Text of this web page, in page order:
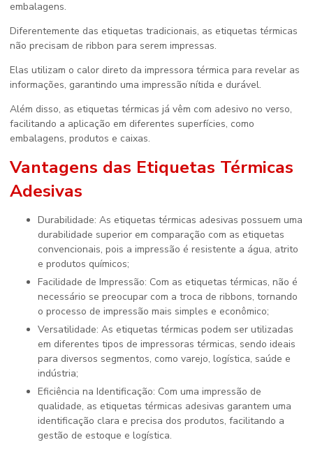
embalagens.
Diferentemente das etiquetas tradicionais, as etiquetas térmicas
não precisam de ribbon para serem impressas.
Elas utilizam o calor direto da impressora térmica para revelar as
informações, garantindo uma impressão nítida e durável.
Além disso, as etiquetas térmicas já vêm com adesivo no verso,
facilitando a aplicação em diferentes superfícies, como
embalagens, produtos e caixas.
Vantagens das Etiquetas Térmicas
Adesivas
Durabilidade: As etiquetas térmicas adesivas possuem uma
durabilidade superior em comparação com as etiquetas
convencionais, pois a impressão é resistente a água, atrito
e produtos químicos;
Facilidade de Impressão: Com as etiquetas térmicas, não é
necessário se preocupar com a troca de ribbons, tornando
o processo de impressão mais simples e econômico;
Versatilidade: As etiquetas térmicas podem ser utilizadas
em diferentes tipos de impressoras térmicas, sendo ideais
para diversos segmentos, como varejo, logística, saúde e
indústria;
Eficiência na Identificação: Com uma impressão de
qualidade, as etiquetas térmicas adesivas garantem uma
identificação clara e precisa dos produtos, facilitando a
gestão de estoque e logística.